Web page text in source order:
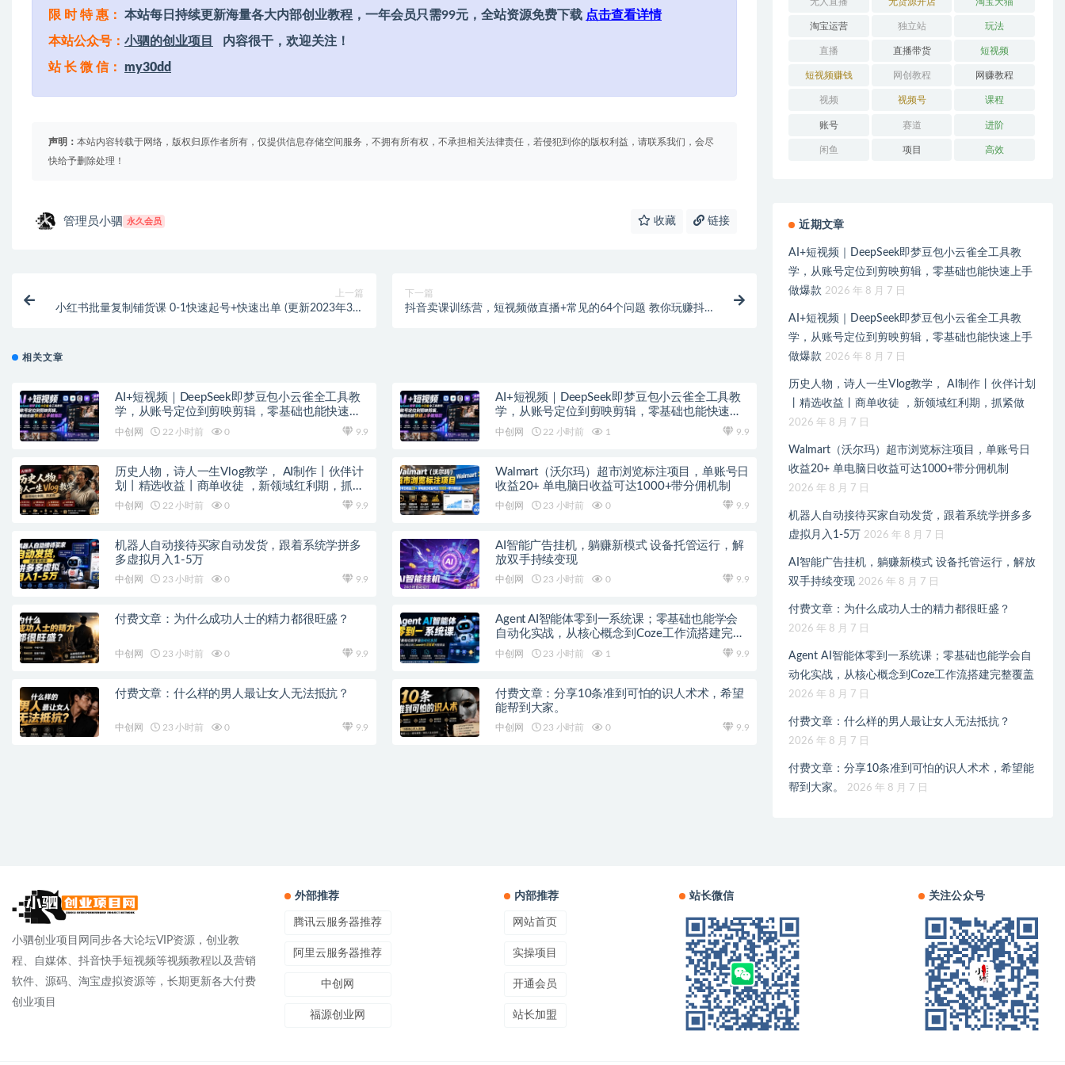
限 时 特 惠： 本站每日持续更新海量各大内部创业教程，一年会员只需99元，全站资源免费下载 点击查看详情
本站公众号： 小驷的创业项目 内容很干，欢迎关注！
站 长 微 信： my30dd
声明： 本站内容转载于网络，版权归原作者所有，仅提供信息存储空间服务，不拥有所有权，不承担相关法律责任，若侵犯到你的版权利益，请联系我们，会尽
快给予删除处理！
管理员小驷 永久会员 收藏 链接
上一篇
小红书批量复制铺货课 0-1快速起号+快速出单 (更新2023年3月
下一篇
抖音卖课训练营，短视频做直播+常见的64个问题 教你玩赚抖音
相关文章
AI+短视频｜DeepSeek即梦豆包小云雀全工具教
学，从账号定位到剪映剪辑，零基础也能快速上
手做爆款
中创网 22 小时前 0 9.9
AI+短视频｜DeepSeek即梦豆包小云雀全工具教
学，从账号定位到剪映剪辑，零基础也能快速上
手做爆款
中创网 22 小时前 1 9.9
历史人物，诗人一生Vlog教学， AI制作丨伙伴计
划丨精选收益丨商单收徒 ，新领域红利期，抓紧
做
中创网 22 小时前 0 9.9
Walmart（沃尔玛）超市浏览标注项目，单账号日
收益20+ 单电脑日收益可达1000+带分佣机制
中创网 23 小时前 0 9.9
机器人自动接待买家自动发货，跟着系统学拼多
多虚拟月入1-5万
中创网 23 小时前 0 9.9
AI智能广告挂机，躺赚新模式 设备托管运行，解
放双手持续变现
中创网 23 小时前 0 9.9
付费文章：为什么成功人士的精力都很旺盛？
中创网 23 小时前 0 9.9
Agent AI智能体零到一系统课；零基础也能学会
自动化实战，从核心概念到Coze工作流搭建完整
覆盖
中创网 23 小时前 1 9.9
付费文章：什么样的男人最让女人无法抵抗？
中创网 23 小时前 0 9.9
付费文章：分享10条准到可怕的识人术术，希望
能帮到大家。
中创网 23 小时前 0 9.9
淘宝运营 独立站 玩法
直播 直播带货 短视频
短视频赚钱 网创教程 网赚教程
视频 视频号 课程
账号 赛道 进阶
闲鱼 项目 高效
近期文章
AI+短视频｜DeepSeek即梦豆包小云雀全工具教
学，从账号定位到剪映剪辑，零基础也能快速上手
做爆款 2026 年 8 月 7 日
AI+短视频｜DeepSeek即梦豆包小云雀全工具教
学，从账号定位到剪映剪辑，零基础也能快速上手
做爆款 2026 年 8 月 7 日
历史人物，诗人一生Vlog教学， AI制作丨伙伴计划
丨精选收益丨商单收徒 ，新领域红利期，抓紧做
2026 年 8 月 7 日
Walmart（沃尔玛）超市浏览标注项目，单账号日
收益20+ 单电脑日收益可达1000+带分佣机制
2026 年 8 月 7 日
机器人自动接待买家自动发货，跟着系统学拼多多
虚拟月入1-5万 2026 年 8 月 7 日
AI智能广告挂机，躺赚新模式 设备托管运行，解放
双手持续变现 2026 年 8 月 7 日
付费文章：为什么成功人士的精力都很旺盛？
2026 年 8 月 7 日
Agent AI智能体零到一系统课；零基础也能学会自
动化实战，从核心概念到Coze工作流搭建完整覆盖
2026 年 8 月 7 日
付费文章：什么样的男人最让女人无法抵抗？
2026 年 8 月 7 日
付费文章：分享10条准到可怕的识人术术，希望能
帮到大家。
2026 年 8 月 7 日
小驷创业项目网同步各大论坛VIP资源，创业教
程、自媒体、抖音快手短视频等视频教程以及营销
软件、源码、淘宝虚拟资源等，长期更新各大付费
创业项目
外部推荐
腾讯云服务器推荐
阿里云服务器推荐
中创网
福源创业网
内部推荐
网站首页
实操项目
开通会员
站长加盟
站长微信 关注公众号